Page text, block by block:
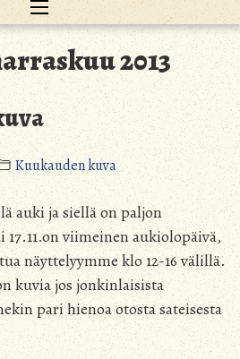
2013
Kuukauden kuva
auki ja siellä on paljon
viimeinen aukiolopäivä,
näyttelyymme klo 12-16 välillä.
kuvia jos jonkinlaisista
pari hienoa otosta sateisesta